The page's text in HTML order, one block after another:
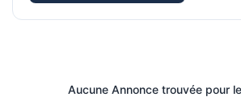
Aucune Annonce trouvée pour